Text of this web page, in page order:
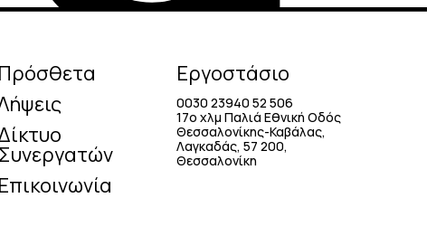
Πρόσθετα
Συνεργατών
Επικοινωνία
Εργοστάσιο
0030 23940 52 506
17o χλμ Παλιά Εθνική Οδός
Θεσσαλονίκης-Καβάλας,
Λαγκαδάς, 57 200,
Θεσσαλονίκη